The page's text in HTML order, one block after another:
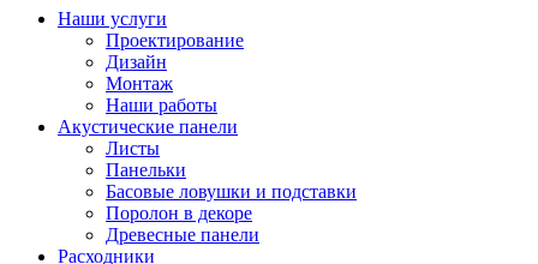
Наши услуги
Проектирование
Дизайн
Монтаж
Наши работы
Акустические панели
Листы
Панельки
Басовые ловушки и подставки
Поролон в декоре
Древесные панели
Расходники